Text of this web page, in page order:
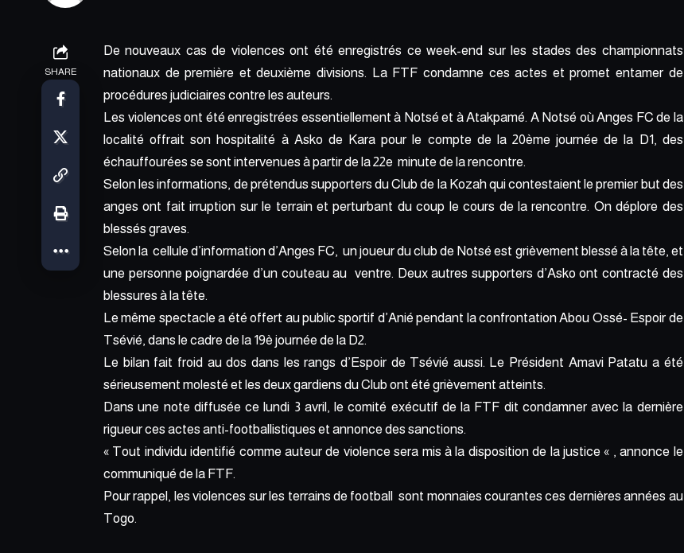
SHARE
De nouveaux cas de violences ont été enregistrés ce week-end sur les stades des championnats
nationaux de première et deuxième divisions. La FTF condamne ces actes et promet entamer de
procédures judiciaires contre les auteurs.
Les violences ont été enregistrées essentiellement à Notsé et à Atakpamé. A Notsé où Anges FC de la
localité offrait son hospitalité à Asko de Kara pour le compte de la 20ème journée de la D1, des
échauffourées se sont intervenues à partir de la 22e minute de la rencontre.
Selon les informations, de prétendus supporters du Club de la Kozah qui contestaient le premier but des
anges ont fait irruption sur le terrain et perturbant du coup le cours de la rencontre. On déplore des
blessés graves.
Selon la cellule d’information d’Anges FC, un joueur du club de Notsé est grièvement blessé à la tête, et
une personne poignardée d’un couteau au ventre. Deux autres supporters d’Asko ont contracté des
blessures à la tête.
Le même spectacle a été offert au public sportif d’Anié pendant la confrontation Abou Ossé- Espoir de
Tsévié, dans le cadre de la 19è journée de la D2.
Le bilan fait froid au dos dans les rangs d’Espoir de Tsévié aussi. Le Président Amavi Patatu a été
sérieusement molesté et les deux gardiens du Club ont été grièvement atteints.
Dans une note diffusée ce lundi 3 avril, le comité exécutif de la FTF dit condamner avec la dernière
rigueur ces actes anti-footballistiques et annonce des sanctions.
« Tout individu identifié comme auteur de violence sera mis à la disposition de la justice « , annonce le
communiqué de la FTF.
Pour rappel, les violences sur les terrains de football sont monnaies courantes ces dernières années au
Togo.